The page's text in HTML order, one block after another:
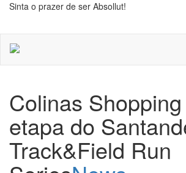
Sinta o prazer de ser Absollut!
Colinas
etapa do
Track&Field Run